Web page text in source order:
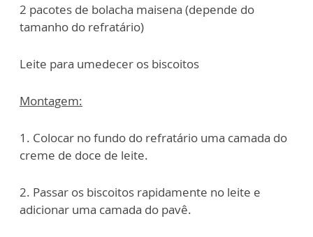
2 pacotes de bolacha maisena (depende do
tamanho do refratário)
Leite para umedecer os biscoitos
Montagem:
1. Colocar no fundo do refratário uma camada do
creme de doce de leite.
2. Passar os biscoitos rapidamente no leite e
adicionar uma camada do pavê.